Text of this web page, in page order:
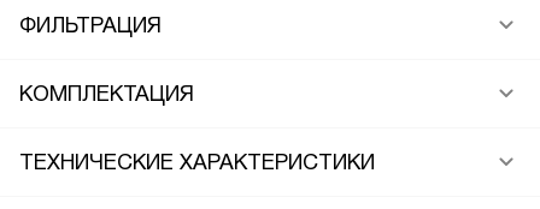
ФИЛЬТРАЦИЯ
КОМПЛЕКТАЦИЯ
ТЕХНИЧЕСКИЕ ХАРАКТЕРИСТИКИ